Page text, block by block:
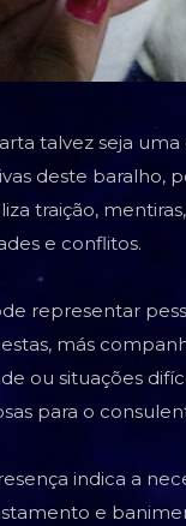
CIGANO
NÓRDICAS
DE BRUXA
talvez seja uma
deste baralho,
traição,
e conflitos.
representar
más
ou situações
para o
indica a
e